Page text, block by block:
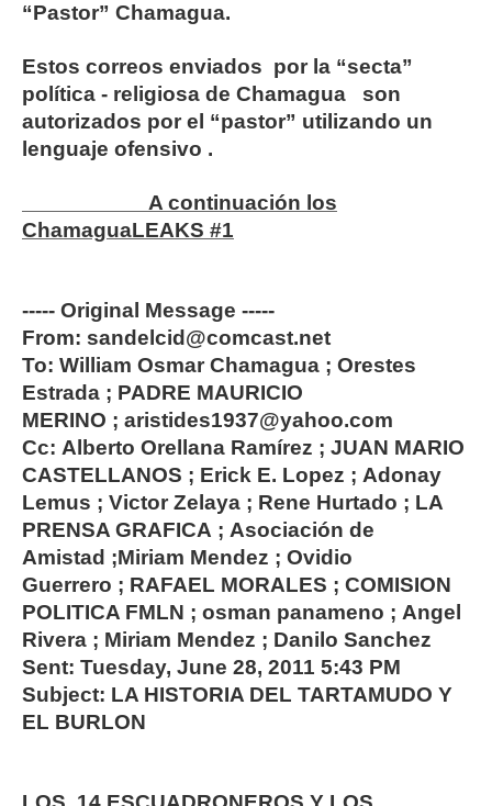
“Pastor” Chamagua.
Estos correos enviados por la “secta”
política - religiosa de Chamagua son
autorizados por el “pastor” utilizando un
lenguaje ofensivo .
A continuación los
ChamaguaLEAKS #1
----- Original Message -----
From: sandelcid@comcast.net
To: William Osmar Chamagua ; Orestes
Estrada ; PADRE MAURICIO
MERINO ; aristides1937@yahoo.com
Cc: Alberto Orellana Ramírez ; JUAN MARIO
CASTELLANOS ; Erick E. Lopez ; Adonay
Lemus ; Victor Zelaya ; Rene Hurtado ; LA
PRENSA GRAFICA ; Asociación de
Amistad ;Miriam Mendez ; Ovidio
Guerrero ; RAFAEL MORALES ; COMISION
POLITICA FMLN ; osman panameno ; Angel
Rivera ; Miriam Mendez ; Danilo Sanchez
Sent: Tuesday, June 28, 2011 5:43 PM
Subject: LA HISTORIA DEL TARTAMUDO Y
EL BURLON